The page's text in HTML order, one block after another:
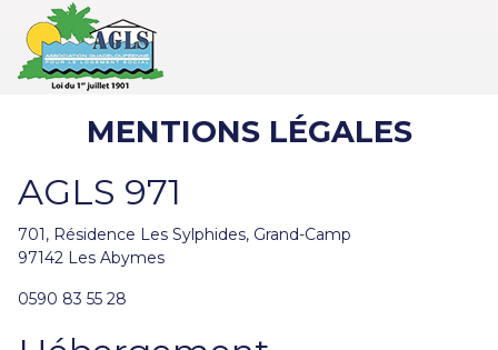
MENTIONS LÉGALES
AGLS 971
701, Résidence Les Sylphides, Grand-Camp
97142 Les Abymes
0590 83 55 28